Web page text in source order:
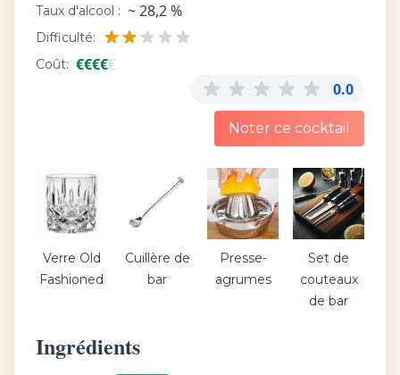
Taux d'alcool : ~ 28,2 %
Difficulté:
Coût: €€€€€
0.0
Noter ce cocktail
Verre Old
Fashioned
Cuillère de
bar
Presse-
agrumes
Set de
couteaux
de bar
Ingrédients